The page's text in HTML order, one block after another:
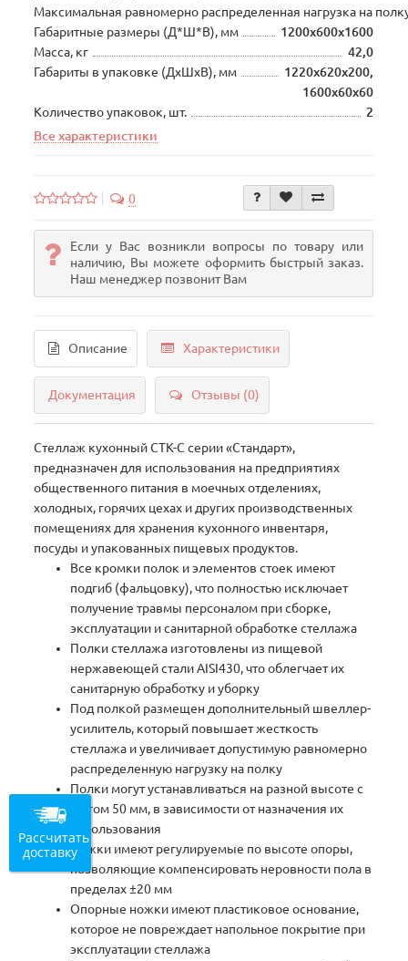
Максимальная равномерно распределенная нагрузка на
Габаритные размеры (Д*Ш*В), мм
1200х600х1600
Масса, кг
42,0
Габариты в упаковке (ДхШхВ), мм
1220х620х200,
1600х60х60
Количество упаковок, шт.
2
Все характеристики
0
Если у Вас возникли вопросы по товару или
наличию, Вы можете оформить быстрый заказ.
Наш менеджер позвонит Вам
Описание Характеристики
Документация Отзывы (0)
Стеллаж кухонный СТК-С серии «Стандарт»,
предназначен для использования на предприятиях
общественного питания в моечных отделениях,
холодных, горячих цехах и других производственных
помещениях для хранения кухонного инвентаря,
посуды и упакованных пищевых продуктов.
Все кромки полок и элементов стоек имеют
подгиб (фальцовку), что полностью исключает
получение травмы персоналом при сборке,
эксплуатации и санитарной обработке стеллажа
Полки стеллажа изготовлены из пищевой
нержавеющей стали AISI430, что облегчает их
санитарную обработку и уборку
Под полкой размещен дополнительный швеллер-
усилитель, который повышает жесткость
стеллажа и увеличивает допустимую равномерно
распределенную нагрузку на полку
Полки могут устанавливаться на разной высоте с
шагом 50 мм, в зависимости от назначения их
использования
Ножки имеют регулируемые по высоте опоры,
позволяющие компенсировать неровности пола в
пределах ±20 мм
Опорные ножки имеют пластиковое основание,
которое не повреждает напольное покрытие при
эксплуатации стеллажа
Рассчитать
доставку